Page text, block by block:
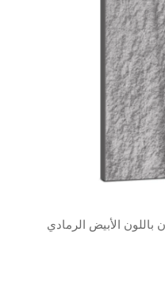
الأبيض الرمادي